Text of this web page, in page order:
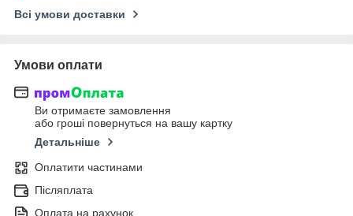
Всі умови доставки
Умови оплати
Ви отримаєте замовлення
або гроші повернуться на вашу картку
Детальніше
Оплатити частинами
Післяплата
Оплата на рахунок